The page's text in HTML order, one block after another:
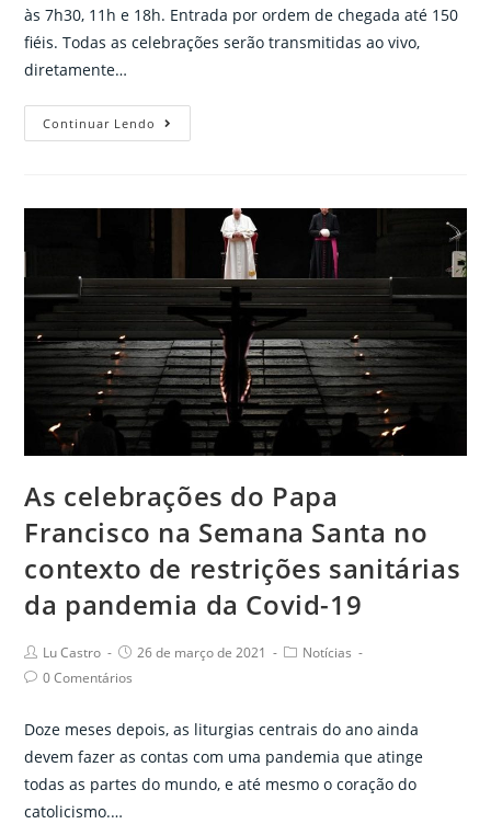
às 7h30, 11h e 18h. Entrada por ordem de chegada até 150
fiéis. Todas as celebrações serão transmitidas ao vivo,
diretamente…
Continuar Lendo
de
celebrada
neste
domingo.
Veja
os
horários
das
Celebrações!.
As celebrações do Papa
Francisco na Semana Santa no
contexto de restrições sanitárias
da pandemia da Covid-19
Post
author:
Lu Castro
Post
published:
26 de março de 2021
PostNotícias
Post0 Comentários
Doze meses depois, as liturgias centrais do ano ainda
devem fazer as contas com uma pandemia que atinge
todas as partes do mundo, e até mesmo o coração do
catolicismo.…